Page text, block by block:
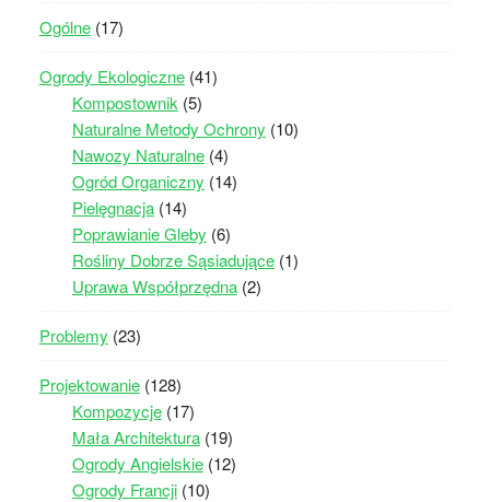
Ogólne(17)
Ogrody Ekologiczne(41)
Kompostownik (5)
Naturalne Metody Ochrony (10)
Nawozy Naturalne(4)
Ogród Organiczny (14)
Pielęgnacja(14)
Poprawianie Gleby (6)
Rośliny Dobrze Sąsiadujące(1)
Uprawa Współprzędna(2)
Problemy (23)
Projektowanie(128)
Kompozycje(17)
Mała Architektura(19)
Ogrody Angielskie(12)
Ogrody Francji(10)